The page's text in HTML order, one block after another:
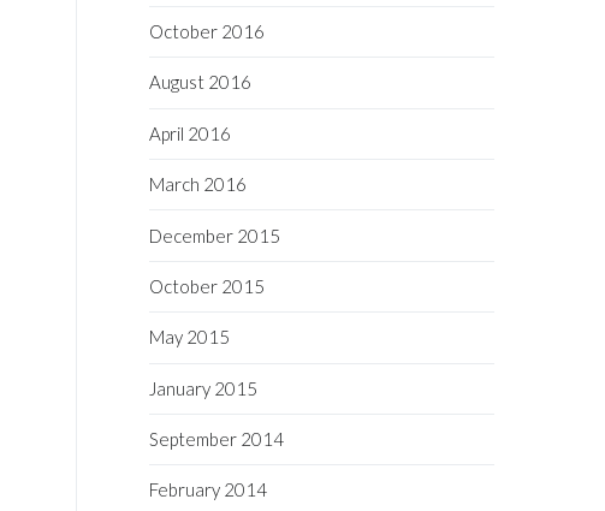
October 2016
August 2016
April 2016
March 2016
December 2015
October 2015
May 2015
January 2015
September 2014
February 2014